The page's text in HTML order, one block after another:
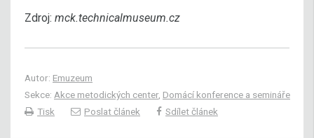
Zdroj: mck.technicalmuseum.cz
Autor: Emuzeum
Sekce: Akce metodických center, Domácí konference a semináře
Tisk
Poslat článek Sdílet článek